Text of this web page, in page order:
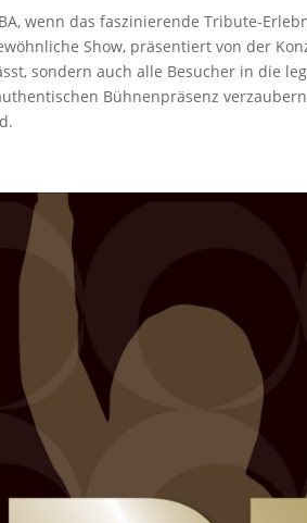
wenn das faszinierende Tribute-
Show, präsentiert von der
sondern auch alle Besucher in die
Bühnenpräsenz